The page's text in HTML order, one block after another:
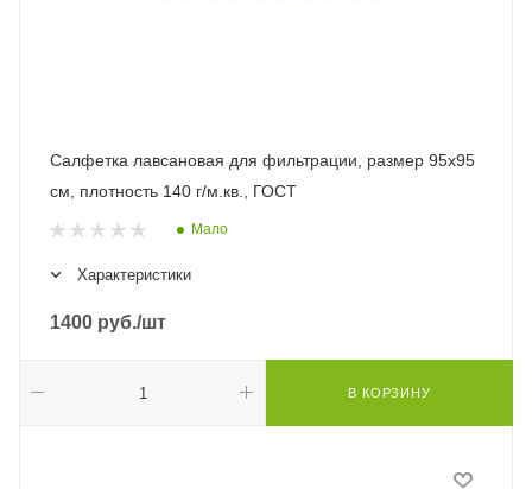
Салфетка лавсановая для фильтрации, размер 95х95
см, плотность 140 г/м.кв., ГОСТ
Мало
Характеристики
1400 руб./шт
В КОРЗИНУ